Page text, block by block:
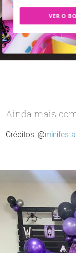
Ainda mais
Créditos: @
VER O